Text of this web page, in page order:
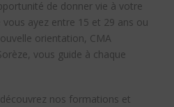
de donner vie à votre
ayez entre 15 et 29 ans ou
orientation, CMA
vous guide à chaque
nos formations et